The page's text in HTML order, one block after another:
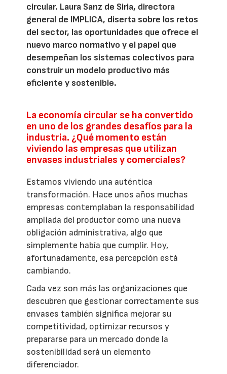
circular. Laura Sanz de Siria, directora
general de IMPLICA, diserta sobre los retos
del sector, las oportunidades que ofrece el
nuevo marco normativo y el papel que
desempeñan los sistemas colectivos para
construir un modelo productivo más
eficiente y sostenible.
La economía circular se ha convertido
en uno de los grandes desafíos para la
industria. ¿Qué momento están
viviendo las empresas que utilizan
envases industriales y comerciales?
Estamos viviendo una auténtica
transformación. Hace unos años muchas
empresas contemplaban la responsabilidad
ampliada del productor como una nueva
obligación administrativa, algo que
simplemente había que cumplir. Hoy,
afortunadamente, esa percepción está
cambiando.
Cada vez son más las organizaciones que
descubren que gestionar correctamente sus
envases también significa mejorar su
competitividad, optimizar recursos y
prepararse para un mercado donde la
sostenibilidad será un elemento
diferenciador.